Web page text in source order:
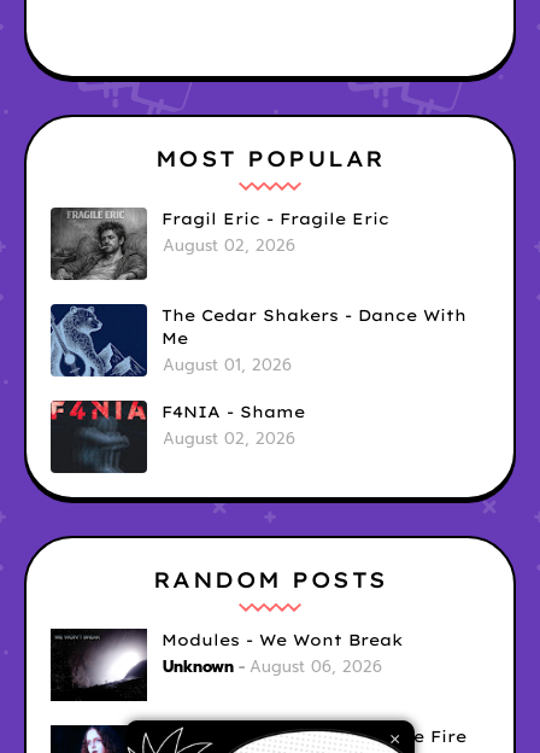
×
MOST POPULAR
Fragil Eric - Fragile Eric
August 02, 2026
The Cedar Shakers - Dance With
Me
August 01, 2026
F4NIA - Shame
August 02, 2026
RANDOM POSTS
Modules - We Wont Break
Unknown August 06, 2026
Sara Diana - Her Hair's Like Fire